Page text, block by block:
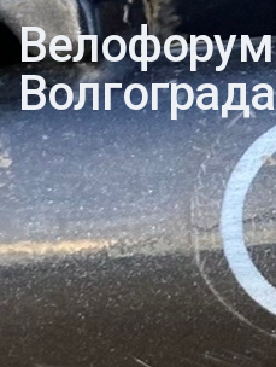
Велофорум
Волгограда